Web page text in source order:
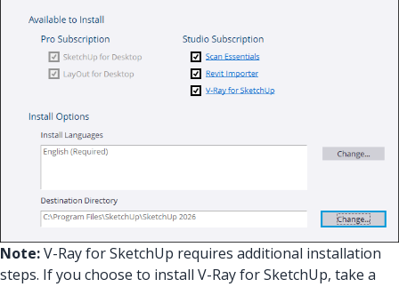
Note:V-Ray for SketchUp requires additional installation
steps. If you choose to install V-Ray for SketchUp, take a